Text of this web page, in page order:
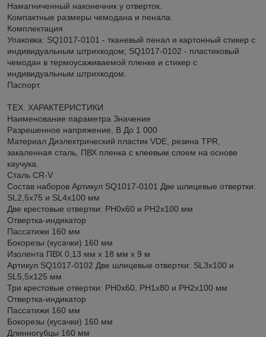
Намагниченный наконечник у отверток.
Компактные размеры чемодана и пенала.
Комплектация
Упаковка: SQ1017-0101 - тканевый пенал и картонный стикер с
индивидуальным штрихкодом; SQ1017-0102 - пластиковый
чемодан в термоусаживаемой пленке и стикер с
индивидуальным штрихкодом.
Паспорт.
ТЕХ. ХАРАКТЕРИСТИКИ
Наименование параметра Значение
Разрешенное напряжение, В До 1 000
Материал Диэлектрический пластик VDE, резина TPR,
закаленная сталь, ПВХ пленка с клеевым слоем на основе
каучука.
Сталь CR-V
Состав наборов Артикул SQ1017-0101 Две шлицевые отвертки:
SL2,5x75 и SL4x100 мм
Две крестовые отвертки: PH0x60 и PH2x100 мм
Отвертка-индикатор
Пассатижи 160 мм
Бокорезы (кусачки) 160 мм
Изолента ПВХ 0,13 мм х 18 мм х 9 м
Артикул SQ1017-0102 Две шлицевые отвертки: SL3x100 и
SL5,5x125 мм
Три крестовые отвертки: PH0x60, PH1x80 и PH2x100 мм
Отвертка-индикатор
Пассатижи 160 мм
Бокорезы (кусачки) 160 мм
Длинногубцы 160 мм